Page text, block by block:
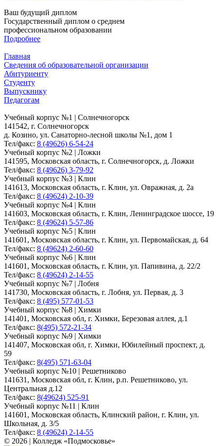
Ваш будущий диплом
Государственный диплом о среднем
профессиональном образовании
Подробнее
Главная
Сведения об образовательной организации
Абитуриенту
Студенту
Выпускнику
Педагогам
Учебный корпус №1 | Солнечногорск
141542, г. Солнечногорск
д. Козино, ул. Санаторно-лесной школы №1, дом 1
Тел/факс: 8 (49626) 6-54-24
Учебный корпус №2 | Ложки
141595, Московская область, г. Солнечногорск, д. Ложки
Тел/факс: 8 (49626) 3-79-92
Учебный корпус №3 | Клин
141613, Московская область, г. Клин, ул. Овражная, д. 2а
Тел/факс: 8 (49624) 2-10-39
Учебный корпус №4 | Клин
141603, Московская область, г. Клин, Ленинградское шоссе, 19
Тел/факс: 8 (49624) 5-57-86
Учебный корпус №5 | Клин
141601, Московская область, г. Клин, ул. Первомайская, д. 64
Тел/факс: 8 (49624) 2-60-60
Учебный корпус №6 | Клин
141601, Московская область, г. Клин, ул. Папивина, д. 22/2
Тел/факс: 8 (49624) 2-14-55
Учебный корпус №7 | Лобня
141730, Московская область, г. Лобня, ул. Первая, д. 3
Тел/факс: 8 (495) 577-01-53
Учебный корпус №8 | Химки
141401, Московская обл, г. Химки, Березовая аллея, д.1
Тел/факс: 8(495) 572-21-34
Учебный корпус №9 | Химки
141407, Московская обл, г. Химки, Юбилейный проспект, д.
59
Тел/факс: 8(495) 571-63-04
Учебный корпус №10 | Решетниково
141631, Московская обл, г. Клин, р.п. Решетниково, ул.
Центральная д.12
Тел/факс: 8(49624) 525-91
Учебный корпус №11 | Клин
141601, Московская область, Клинский район, г. Клин, ул.
Школьная, д. 3/5
Тел/факс: 8 (49624) 2-14-55
© 2026 | Колледж «Подмосковье»